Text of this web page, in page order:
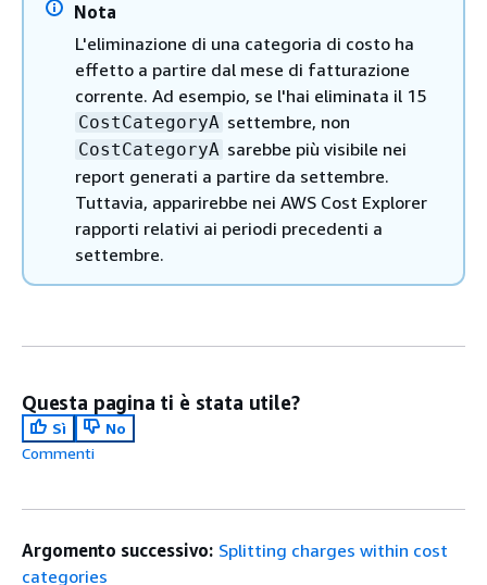
Nota
L'eliminazione di una categoria di costo ha
effetto a partire dal mese di fatturazione
corrente. Ad esempio, se l'hai eliminata il 15
CostCategoryA settembre, non
CostCategoryA sarebbe più visibile nei
report generati a partire da settembre.
Tuttavia, apparirebbe nei AWS Cost Explorer
rapporti relativi ai periodi precedenti a
settembre.
Questa pagina ti è stata utile?
Sì
No
Commenti
Argomento successivo: Splitting charges within cost
categories